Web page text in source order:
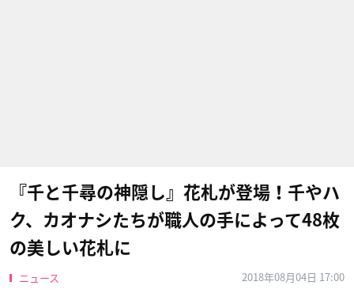
『千と千尋の神隠し』花札が登場！千やハ
ク、カオナシたちが職人の手によって48枚
の美しい花札に
ニュース
2018年08月04日 17:00